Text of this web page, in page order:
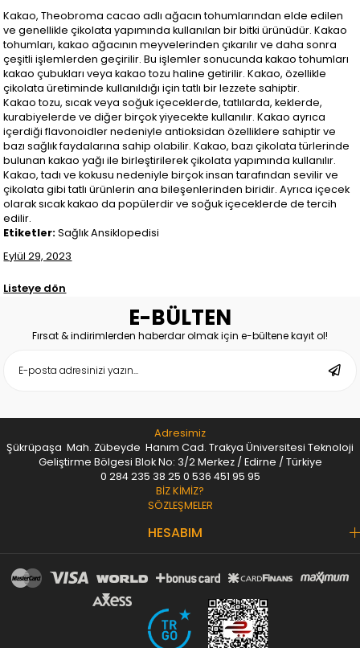
Kakao, Theobroma cacao adlı ağacın tohumlarından elde edilen
ve genellikle çikolata yapımında kullanılan bir bitki ürünüdür. Kakao
tohumları, kakao ağacının meyvelerinden çıkarılır ve daha sonra
çeşitli işlemlerden geçirilir. Bu işlemler sonucunda kakao tohumları
kakao çubukları veya kakao tozu haline getirilir. Kakao, özellikle
çikolata üretiminde kullanıldığı için tatlı bir lezzete sahiptir.
Kakao tozu, sıcak veya soğuk içeceklerde, tatlılarda, keklerde,
kurabiyelerde ve diğer birçok yiyecekte kullanılır. Kakao ayrıca
içerdiği flavonoidler nedeniyle antioksidan özelliklere sahiptir ve
bazı sağlık faydalarına sahip olabilir. Kakao, bazı çikolata türlerinde
bulunan kakao yağı ile birleştirilerek çikolata yapımında kullanılır.
Kakao, tadı ve kokusu nedeniyle birçok insan tarafından sevilir ve
çikolata gibi tatlı ürünlerin ana bileşenlerinden biridir. Ayrıca içecek
olarak sıcak kakao da popülerdir ve soğuk içeceklerde de tercih
edilir.
Etiketler:Sağlık Ansiklopedisi
Eylül 29, 2023
Listeye dön
E-BÜLTEN
Fırsat & indirimlerden haberdar olmak için e-bültene kayıt ol!
Adresimiz
Şükrüpaşa Mah. Zübeyde Hanım Cad. Trakya Üniversitesi Teknoloji
Geliştirme Bölgesi Blok No: 3/2 Merkez / Edirne / Türkiye
0 284 235 38 25 0 536 451 95 95
BİZ KİMİZ?
SÖZLEŞMELER
HESABIM